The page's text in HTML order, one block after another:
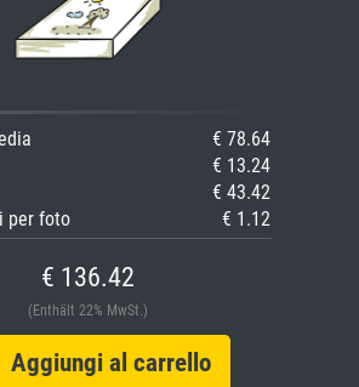
€ 78.64
€ 13.24
€ 43.42
per foto
€ 1.12
€ 136.42
(Enthält 22% MwSt.)
al carrello